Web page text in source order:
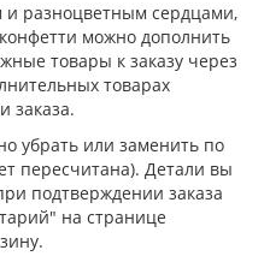
разноцветным сердцами,
можно дополнить
товары к заказу через
товарах
заказа.
убрать или заменить по
пересчитана). Детали вы
подтверждении заказа
на странице